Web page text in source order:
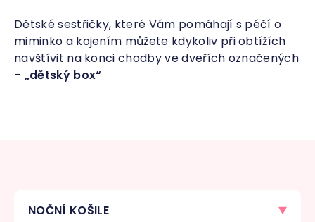
Dětské sestřičky, které Vám pomáhají s péčí o
miminko a kojením můžete kdykoliv při obtížích
navštívit na konci chodby ve dveřích označených
– „dětský box“
NOČNÍ KOŠILE